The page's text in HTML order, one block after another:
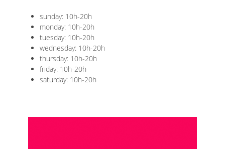
sunday: 10h-20h
monday: 10h-20h
tuesday: 10h-20h
wednesday: 10h-20h
thursday: 10h-20h
friday: 10h-20h
saturday: 10h-20h